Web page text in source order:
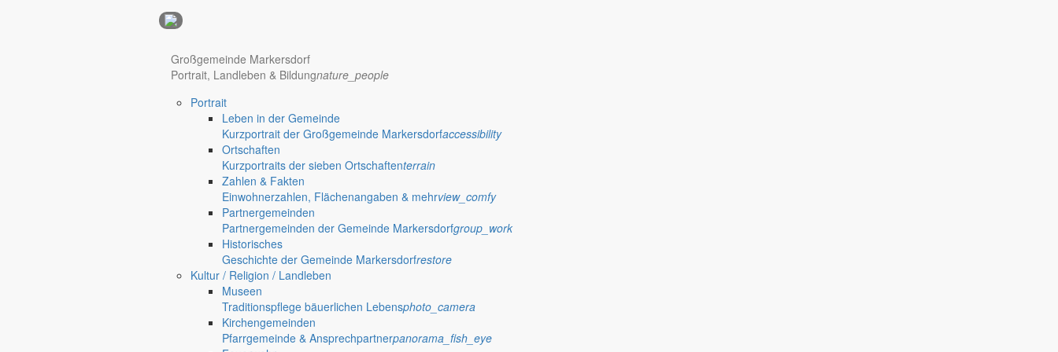
Hotel Nürnberg
Regional werben auf markersdorf.de! anzeigen@gemeinde-markersdorf.de
Großgemeinde Markersdorf
Portrait, Landleben & Bildungnature_people
Portrait
Leben in der Gemeinde
Kurzportrait der Großgemeinde Markersdorfaccessibility
Ortschaften
Kurzportraits der sieben Ortschaftenterrain
Zahlen & Fakten
Einwohnerzahlen, Flächenangaben & mehrview_comfy
Partnergemeinden
Partnergemeinden der Gemeinde Markersdorfgroup_work
Historisches
Geschichte der Gemeinde Markersdorfrestore
Kultur / Religion / Landleben
Museen
Traditionspflege bäuerlichen Lebensphoto_camera
Kirchengemeinden
Pfarrgemeinde & Ansprechpartnerpanorama_fish_eye
Deutsch-Paulsdorf
Jauernick-Buschbach